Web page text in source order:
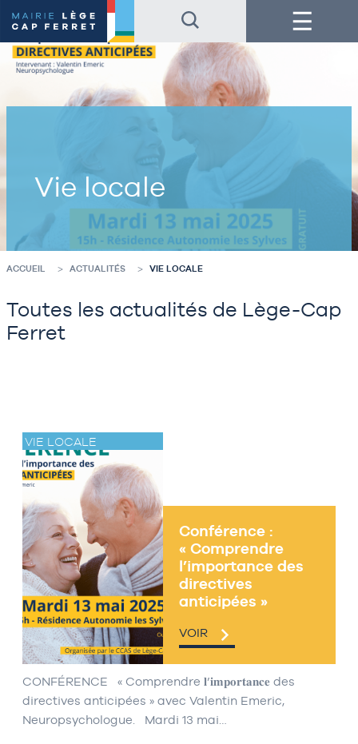
au
contenu
de
page
au
pied
de
page
Menu
Vie locale
ACCUEIL ACTUALITÉS VIE LOCALE
Toutes les actualités de Lège-Cap
Ferret
VIE LOCALE
Conférence :
« Comprendre
l’importance des
directives
anticipées »
VOIR
CONFÉRENCE « Comprendre 𝐥’𝐢𝐦𝐩𝐨𝐫𝐭𝐚𝐧𝐜𝐞 des
directives anticipées » avec Valentin Emeric,
Neuropsychologue. Mardi 13 mai…